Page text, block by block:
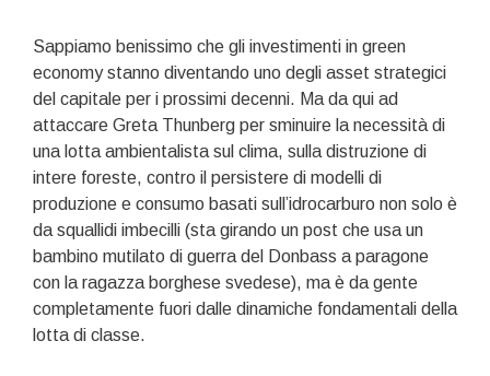
Sappiamo benissimo che gli investimenti in green
economy stanno diventando uno degli asset strategici
del capitale per i prossimi decenni. Ma da qui ad
attaccare Greta Thunberg per sminuire la necessità di
una lotta ambientalista sul clima, sulla distruzione di
intere foreste, contro il persistere di modelli di
produzione e consumo basati sull’idrocarburo non solo è
da squallidi imbecilli (sta girando un post che usa un
bambino mutilato di guerra del Donbass a paragone
con la ragazza borghese svedese), ma è da gente
completamente fuori dalle dinamiche fondamentali della
lotta di classe.